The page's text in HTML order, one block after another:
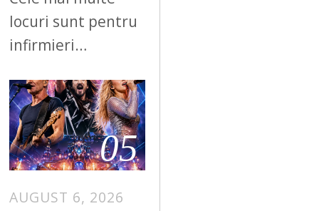
locuri sunt pentru
infirmieri…
05
AUGUST 6, 2026